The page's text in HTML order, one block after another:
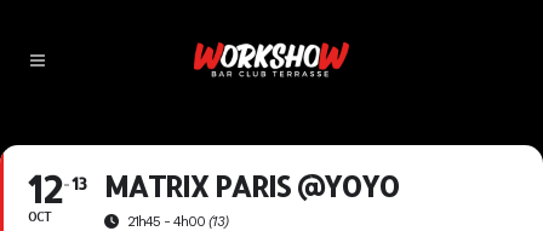
12
OCT
13 MATRIX PARIS @YOYO
21h45 - 4h00 (13)